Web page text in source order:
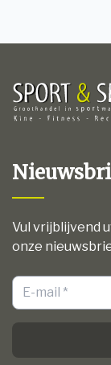
Vul vrijblijvend
onze